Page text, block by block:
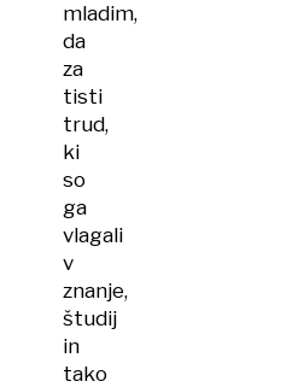
mladim,
da
za
tisti
trud,
ki
so
ga
vlagali
v
znanje,
študij
in
tako